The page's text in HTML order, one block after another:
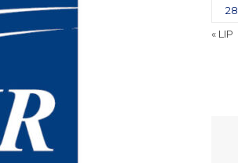
28
« LIP